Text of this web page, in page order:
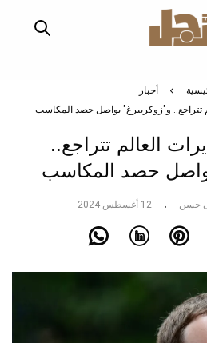
أخبار
تتراجع.. و"زوكربيرغ" يواصل حصد المكاسب
العالم تتراجع..
حصد المكاسب
حسن 12 أغسطس 2024